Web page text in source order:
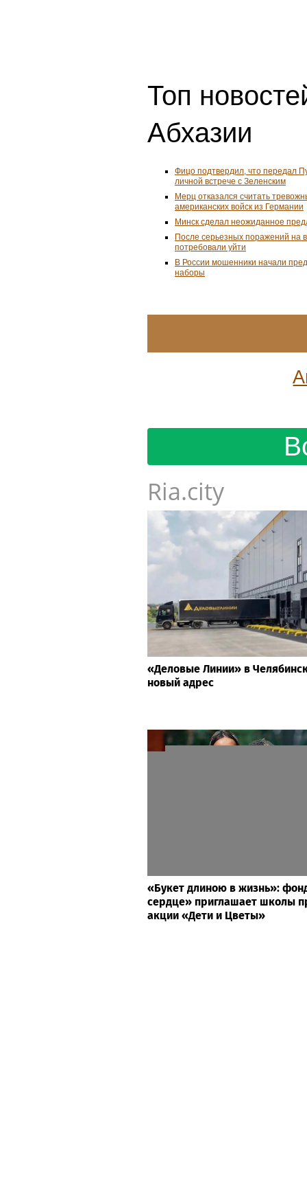
Топ
Абхазии
Фицо подтвердил, что передал
личной встрече с Зеленским
Мерц отказался считать
американских войск из Германии
Минск сделал неожиданное
После серьезных поражений на
потребовали уйти
В России мошенники начали
наборы
Ria.city
«Деловые Линии» в
новый адрес
«Букет длиною в жизнь»:
сердце» приглашает школы
акции «Дети и Цветы»